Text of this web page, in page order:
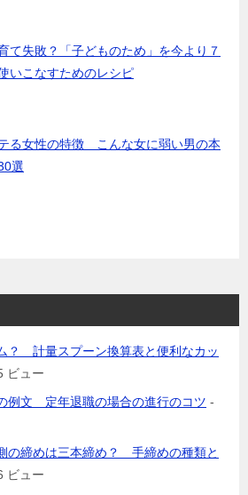
て失敗？「子どものため」を今より７
いこなすためのレシピ
る女性の特徴 こんな女に弱い男の本
選
？ 計量スプーン換算表と便利なカッ
ビュー
例文 定年退職の場合の進行のコツ -
締めは三本締め？ 手締めの種類と
ビュー